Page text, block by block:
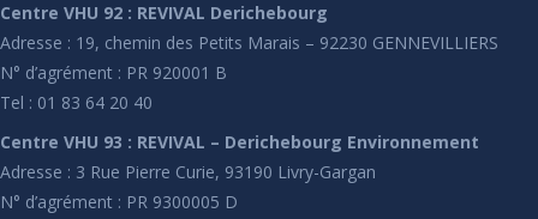
Centre VHU 92 : REVIVAL Derichebourg
Adresse : 19, chemin des Petits Marais – 92230 GENNEVILLIERS
N° d’agrément : PR 920001 B
Tel : 01 83 64 20 40
Centre VHU 93 : REVIVAL – Derichebourg Environnement
Adresse : 3 Rue Pierre Curie, 93190 Livry-Gargan
N° d’agrément : PR 9300005 D